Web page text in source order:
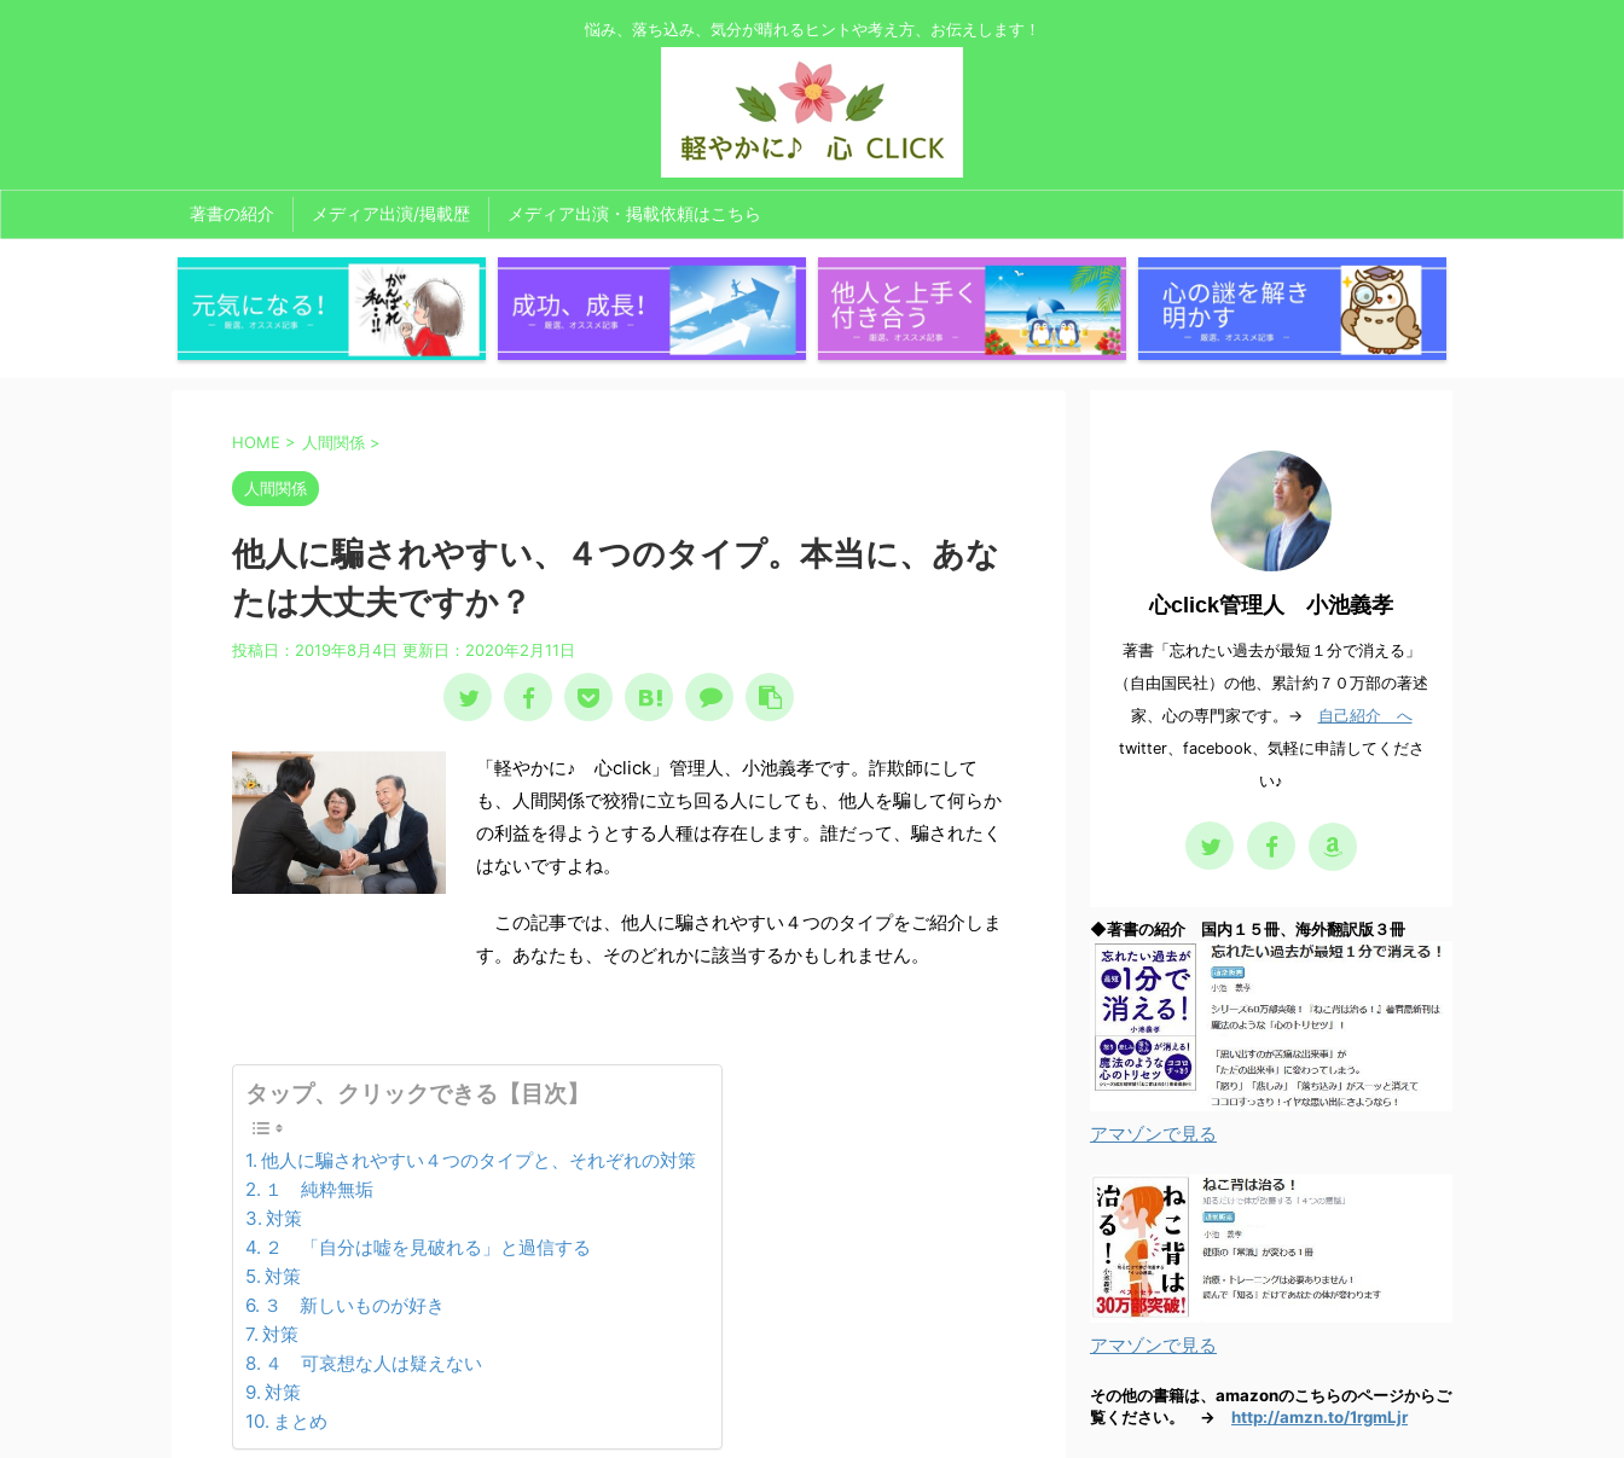
悩み、落ち込み、気分が晴れるヒントや考え方、お伝えします！
著書の紹介 メディア出演/掲載歴 メディア出演・掲載依頼はこちら
HOME > 人間関係 >
人間関係
他人に騙されやすい、４つのタイプ。本当に、あな
たは大丈夫ですか？
投稿日：2019年8月4日 更新日： 2020年2月11日
「軽やかに♪ 心click」管理人、小池義孝です。詐欺師にして
も、人間関係で狡猾に立ち回る人にしても、他人を騙して何らか
の利益を得ようとする人種は存在します。誰だって、騙されたく
はないですよね。
この記事では、他人に騙されやすい４つのタイプをご紹介しま
す。あなたも、そのどれかに該当するかもしれません。
タップ、クリックできる【目次】
他人に騙されやすい４つのタイプと、それぞれの対策
１ 純粋無垢
対策
２ 「自分は嘘を見破れる」と過信する
対策
３ 新しいものが好き
対策
４ 可哀想な人は疑えない
対策
まとめ
心click管理人 小池義孝
著書「忘れたい過去が最短１分で消える」
（自由国民社）の他、累計約７０万部の著述
家、心の専門家です。→ 自己紹介 へ
twitter、facebook、気軽に申請してくださ
い♪
◆著書の紹介 国内１５冊、海外翻訳版３冊
アマゾンで見る
アマゾンで見る
その他の書籍は、amazonのこちらのページからご
覧ください。 → http://amzn.to/1rgmLjr